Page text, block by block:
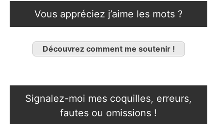
Vous appréciez j’aime les mots ?
Découvrez comment me soutenir !
Signalez-moi mes coquilles, erreurs,
fautes ou omissions !